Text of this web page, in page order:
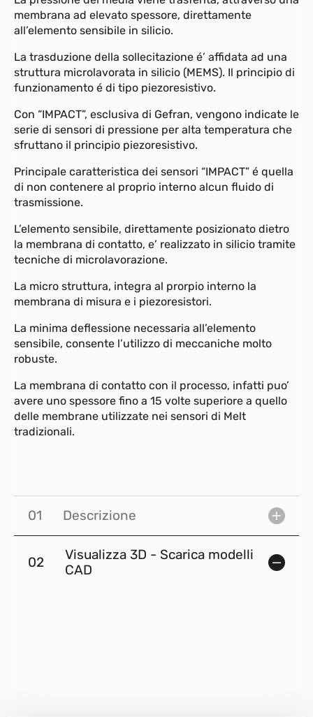
membrana ad elevato spessore, direttamente
all’elemento sensibile in silicio.
La trasduzione della sollecitazione é’ affidata ad una
struttura microlavorata in silicio (MEMS). Il principio di
funzionamento é di tipo piezoresistivo.
Con “IMPACT”, esclusiva di Gefran, vengono indicate le
serie di sensori di pressione per alta temperatura che
sfruttano il principio piezoresistivo.
Principale caratteristica dei sensori “IMPACT” é quella
di non contenere al proprio interno alcun fluido di
trasmissione.
L’elemento sensibile, direttamente posizionato dietro
la membrana di contatto, e’ realizzato in silicio tramite
tecniche di microlavorazione.
La micro struttura, integra al prorpio interno la
membrana di misura e i piezoresistori.
La minima deflessione necessaria all’elemento
sensibile, consente l’utilizzo di meccaniche molto
robuste.
La membrana di contatto con il processo, infatti puo’
avere uno spessore fino a 15 volte superiore a quello
delle membrane utilizzate nei sensori di Melt
tradizionali.
01 Descrizione
02
Visualizza 3D - Scarica modelli
CAD